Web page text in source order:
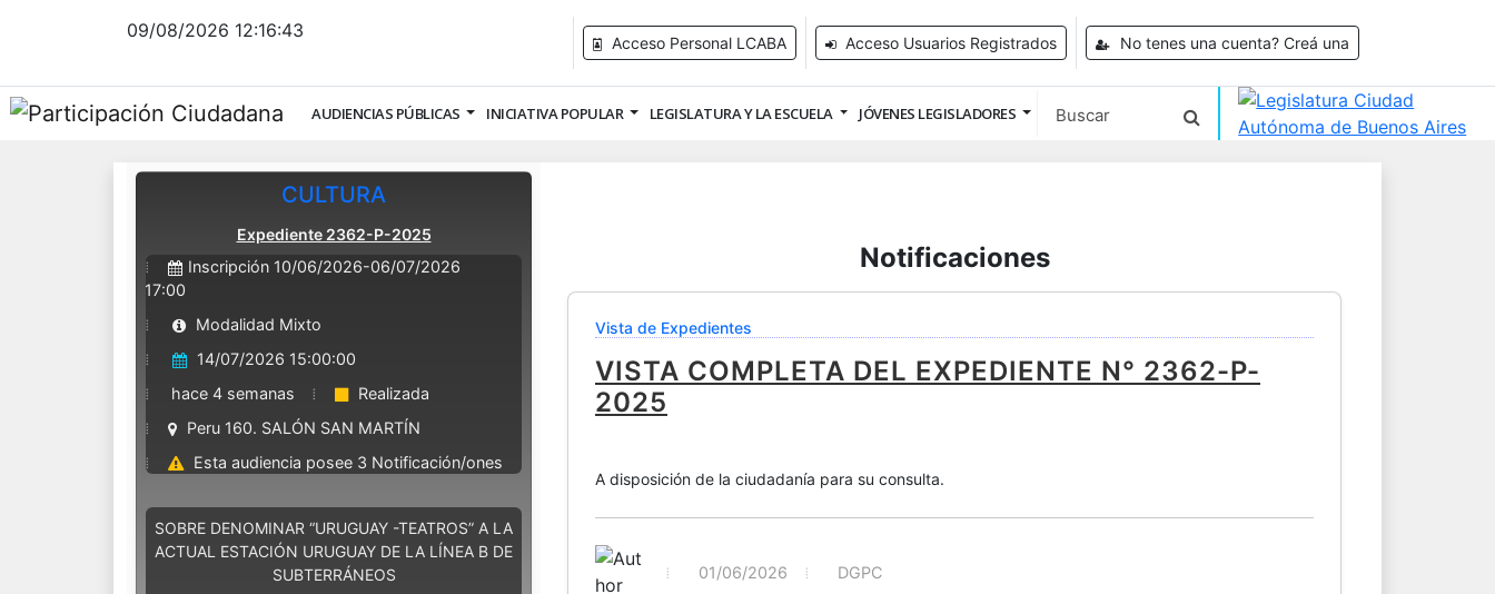
09/08/2026 12:16:43
Acceso Personal LCABA Acceso Usuarios Registrados No tenes una cuenta? Creá una
AUDIENCIAS PÚBLICAS INICIATIVA POPULAR LEGISLATURA Y LA ESCUELA JÓVENES LEGISLADORES
CULTURA
Expediente 2362-P-2025
Inscripción 10/06/2026-06/07/2026
17:00
Modalidad Mixto
14/07/2026 15:00:00
hace 4 semanas
Realizada
Peru 160. SALÓN SAN MARTÍN
Esta audiencia posee 3 Notificación/ones
SOBRE DENOMINAR “URUGUAY -TEATROS” A LA
ACTUAL ESTACIÓN URUGUAY DE LA LÍNEA B DE
SUBTERRÁNEOS
Notificaciones
Vista de Expedientes
VISTA COMPLETA DEL EXPEDIENTE N° 2362-P-
2025
A disposición de la ciudadanía para su consulta.
01/06/2026 DGPC